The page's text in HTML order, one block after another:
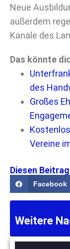
Neue
außerdem
Kanäle des
Das könnte
des
Großes
Vereine
Diesen
Facebook
Weitere